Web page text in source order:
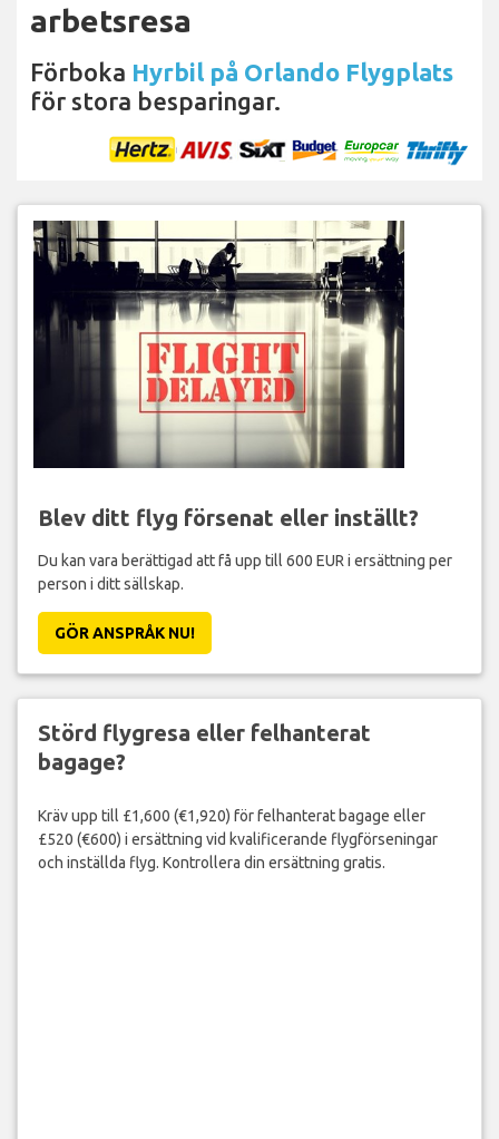
arbetsresa
Förboka Hyrbil på Orlando Flygplats
för stora besparingar.
Blev ditt flyg försenat eller inställt?
Du kan vara berättigad att få upp till 600 EUR i ersättning per
person i ditt sällskap.
GÖR ANSPRÅK NU!
Störd flygresa eller felhanterat
bagage?
Kräv upp till £1,600 (€1,920) för felhanterat bagage eller
£520 (€600) i ersättning vid kvalificerande flygförseningar
och inställda flyg. Kontrollera din ersättning gratis.